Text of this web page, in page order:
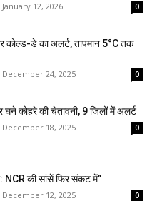
January 12, 2026 0
कोल्ड-डे का अलर्ट, तापमान 5°C तक
December 24, 2025 0
घने कोहरे की चेतावनी, 9 जिलों में अलर्ट
December 18, 2025 0
NCR की सांसें फिर संकट में”
December 12, 2025 0